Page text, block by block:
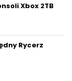
Xbox 2TB
Rycerz